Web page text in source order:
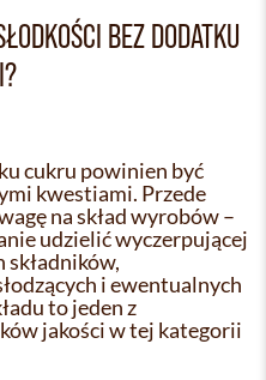
BEZ DODATKU
cukru powinien być
kwestiami. Przede
na skład wyrobów –
udzielić wyczerpującej
i ewentualnych
to jeden z
jakości w tej kategorii